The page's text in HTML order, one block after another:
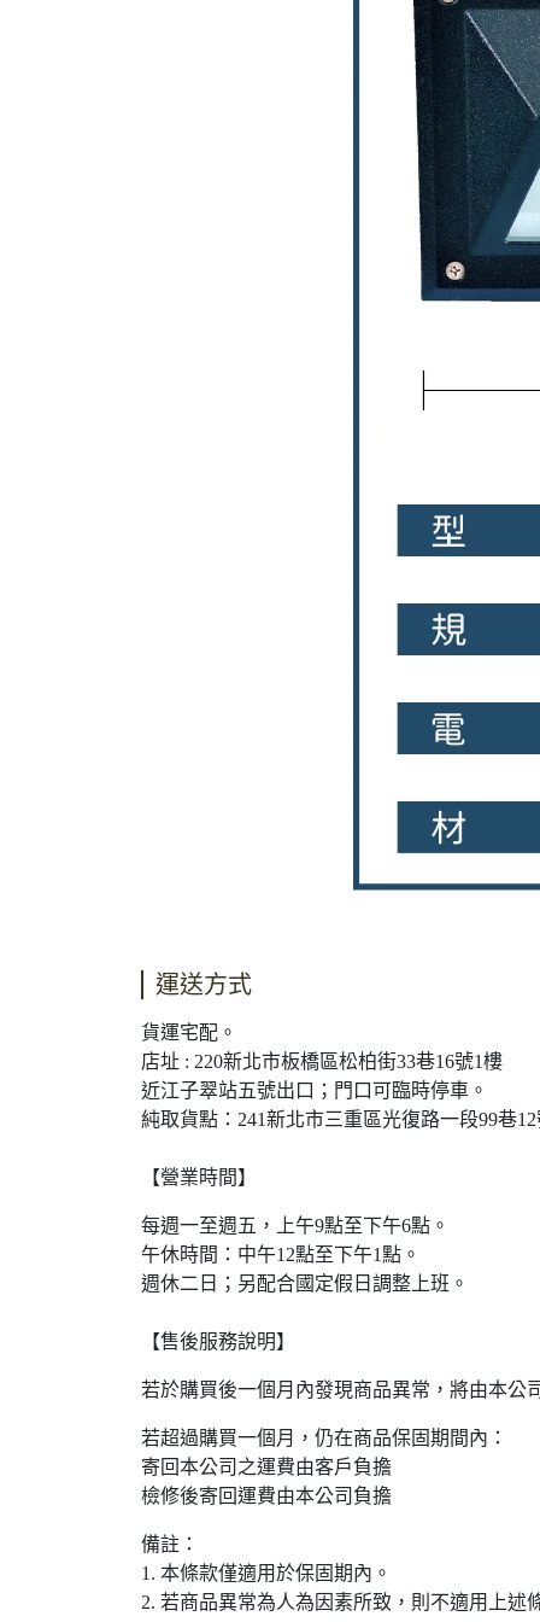
運送方式
貨運宅配。
店址 : 220新北市板橋區松柏街33巷16號1樓
近江子翠站五號出口；門口可臨時停車。
純取貨點：241新北市三重區光復路一段99巷
【營業時間】
每週一至週五，上午9點至下午6點。
午休時間：中午12點至下午1點。
週休二日；另配合國定假日調整上班。
【售後服務說明】
若於購買後一個月內發現商品異常，將由本公
若超過購買一個月，仍在商品保固期間內：
寄回本公司之運費由客戶負擔
檢修後寄回運費由本公司負擔
備註：
1. 本條款僅適用於保固期內。
2. 若商品異常為人為因素所致，則不適用上